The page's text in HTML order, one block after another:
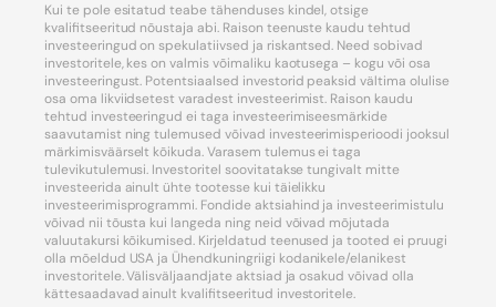
Kui te pole esitatud teabe tähenduses kindel, otsige
kvalifitseeritud nõustaja abi. Raison teenuste kaudu tehtud
investeeringud on spekulatiivsed ja riskantsed. Need sobivad
investoritele, kes on valmis võimaliku kaotusega – kogu või osa
investeeringust. Potentsiaalsed investorid peaksid vältima olulise
osa oma likviidsetest varadest investeerimist. Raison kaudu
tehtud investeeringud ei taga investeerimiseesmärkide
saavutamist ning tulemused võivad investeerimisperioodi jooksul
märkimisväärselt kõikuda. Varasem tulemus ei taga
tulevikutulemusi. Investoritel soovitatakse tungivalt mitte
investeerida ainult ühte tootesse kui täielikku
investeerimisprogrammi. Fondide aktsiahind ja investeerimistulu
võivad nii tõusta kui langeda ning neid võivad mõjutada
valuutakursi kõikumised. Kirjeldatud teenused ja tooted ei pruugi
olla mõeldud USA ja Ühendkuningriigi kodanikele/elanikest
investoritele. Välisväljaandjate aktsiad ja osakud võivad olla
kättesaadavad ainult kvalifitseeritud investoritele.